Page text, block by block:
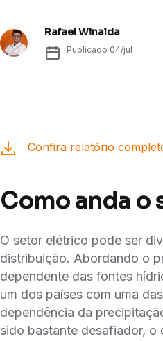
Rafael Winalda
Publicado 04/jul
Confira relatório
Como anda o
O setor elétrico pode ser
distribuição. Abordando o
dependente das fontes
um dos países com uma
dependência da
sido bastante desafiador, o